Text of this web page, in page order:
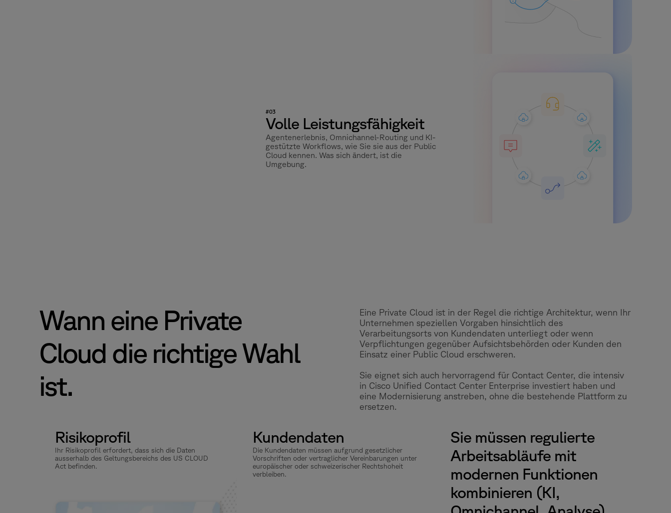
#03
Volle Leistungsfähigkeit
Agentenerlebnis, Omnichannel-Routing und KI-
gestützte Workflows, wie Sie sie aus der Public
Cloud kennen. Was sich ändert, ist die
Umgebung.
Wann eine Private
Cloud die richtige Wahl
ist.
Eine Private Cloud ist in der Regel die richtige Architektur, wenn Ihr
Unternehmen speziellen Vorgaben hinsichtlich des
Verarbeitungsorts von Kundendaten unterliegt oder wenn
Verpflichtungen gegenüber Aufsichtsbehörden oder Kunden den
Einsatz einer Public Cloud erschweren.
Sie eignet sich auch hervorragend für Contact Center, die intensiv
in Cisco Unified Contact Center Enterprise investiert haben und
eine Modernisierung anstreben, ohne die bestehende Plattform zu
ersetzen.
Risikoprofil
Ihr Risikoprofil erfordert, dass sich die Daten
ausserhalb des Geltungsbereichs des US CLOUD
Act befinden.
Kundendaten
Die Kundendaten müssen aufgrund gesetzlicher
Vorschriften oder vertraglicher Vereinbarungen unter
europäischer oder schweizerischer Rechtshoheit
verbleiben.
Sie müssen regulierte
Arbeitsabläufe mit
modernen Funktionen
kombinieren (KI,